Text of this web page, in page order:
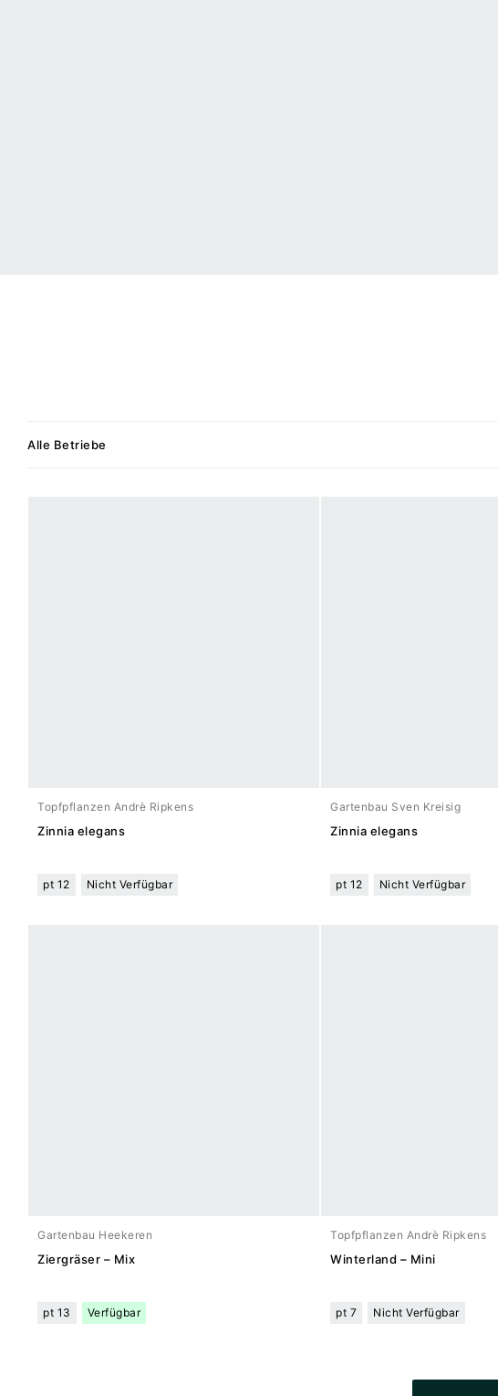
Alle Betriebe
Topfpflanzen Andrè Ripkens
Zinnia elegans
pt 12 Nicht Verfügbar
Gartenbau Sven Kreisig
Zinnia elegans
pt 12 Nicht Verfügbar
Gartenbau Heekeren
Ziergräser – Mix
pt 13 Verfügbar
Topfpflanzen Andrè Ripkens
Winterland – Mini
pt 7 Nicht Verfügbar